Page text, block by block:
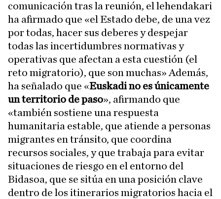
comunicación tras la reunión, el lehendakari
ha afirmado que «el Estado debe, de una vez
por todas, hacer sus deberes y despejar
todas las incertidumbres normativas y
operativas que afectan a esta cuestión (el
reto migratorio), que son muchas» Además,
ha señalado que «Euskadi no es únicamente
un territorio de paso», afirmando que
«también sostiene una respuesta
humanitaria estable, que atiende a personas
migrantes en tránsito, que coordina
recursos sociales, y que trabaja para evitar
situaciones de riesgo en el entorno del
Bidasoa, que se sitúa en una posición clave
dentro de los itinerarios migratorios hacia el